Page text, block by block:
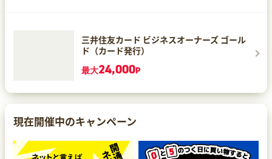
三井住友カード ビジネスオーナーズ ゴール
ド（カード発行）
最大24,000P
現在開催中のキャンペーン